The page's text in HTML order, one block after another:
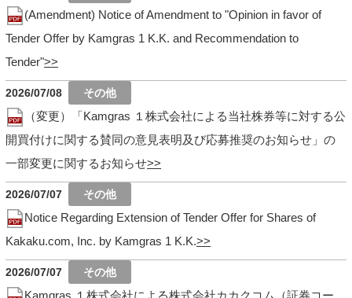
(Amendment) Notice of Amendment to "Opinion in favor of
Tender Offer by Kamgras 1 K.K. and Recommendation to
Tender"
2026/07/08
（変更）「Kamgras １株式会社による当社株券等に対する公
開買付けに関する賛同の意見表明及び応募推奨のお知らせ」の
一部変更に関するお知らせ
2026/07/07
Notice Regarding Extension of Tender Offer for Shares of
Kakaku.com, Inc. by Kamgras 1 K.K.
2026/07/07